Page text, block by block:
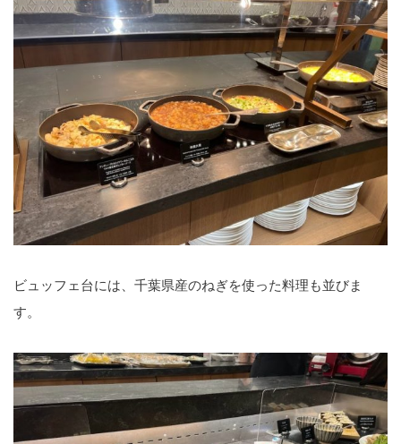
ビュッフェ台には、千葉県産のねぎを使った料理も並びま
す。